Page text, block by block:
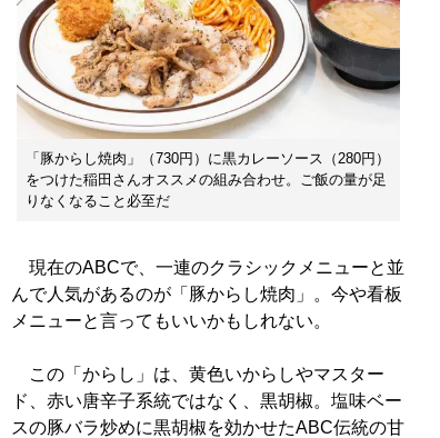
「豚からし焼肉」（730円）に黒カレーソース（280円）
をつけた稲田さんオススメの組み合わせ。ご飯の量が足
りなくなること必至だ
現在のABCで、一連のクラシックメニューと並
んで人気があるのが「豚からし焼肉」。今や看板
メニューと言ってもいいかもしれない。
この「からし」は、黄色いからしやマスター
ド、赤い唐辛子系統ではなく、黒胡椒。塩味ベー
スの豚バラ炒めに黒胡椒を効かせたABC伝統の甘